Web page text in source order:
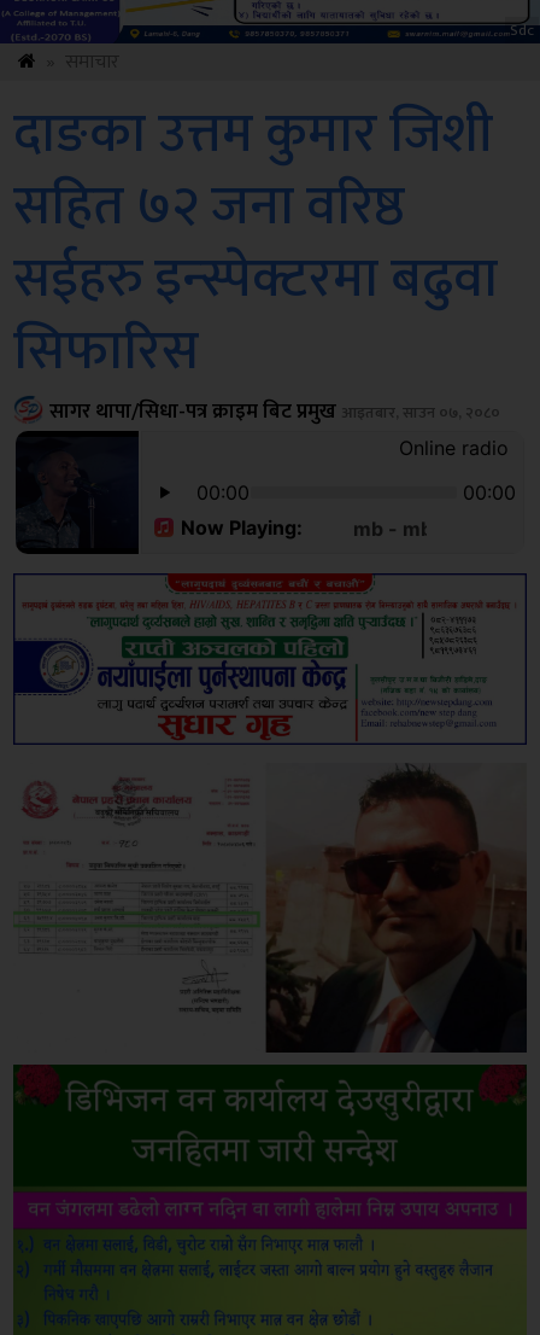
Amb
दाङका उत्तम कुमार जिशी
सहित ७२ जना वरिष्ठ
सईहरु इन्स्पेक्टरमा बढुवा
सिफारिस
सागर थापा/सिधा-पत्र क्राइम बिट प्रमुख आइतबार, साउन ०७, २०८०